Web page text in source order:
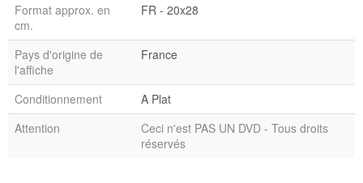
Format approx. en
cm.
FR - 20x28
Pays d'origine de
l'affiche
France
Conditionnement
A Plat
Attention
Ceci n'est PAS UN DVD - Tous droits
réservés